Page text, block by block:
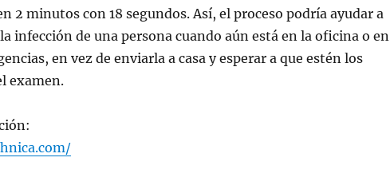
2 minutos con 18 segundos. Así, el proceso podría ayudar a
infección de una persona cuando aún está en la oficina o en
en vez de enviarla a casa y esperar a que estén los
examen.